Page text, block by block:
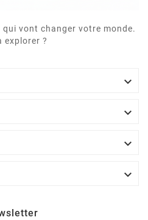
vont changer votre monde.
explorer ?



